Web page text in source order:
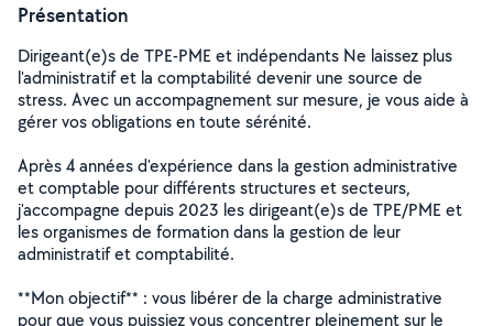
Présentation
Dirigeant(e)s de TPE-PME et indépendants Ne laissez plus
l'administratif et la comptabilité devenir une source de
stress. Avec un accompagnement sur mesure, je vous aide à
gérer vos obligations en toute sérénité.
Après 4 années d'expérience dans la gestion administrative
et comptable pour différents structures et secteurs,
j'accompagne depuis 2023 les dirigeant(e)s de TPE/PME et
les organismes de formation dans la gestion de leur
administratif et comptabilité.
**Mon objectif** : vous libérer de la charge administrative
pour que vous puissiez vous concentrer pleinement sur le